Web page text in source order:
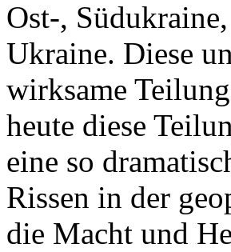
Ost-,
Ukraine. Diese
wirksame
heute diese
eine so
Rissen in der
die Macht und